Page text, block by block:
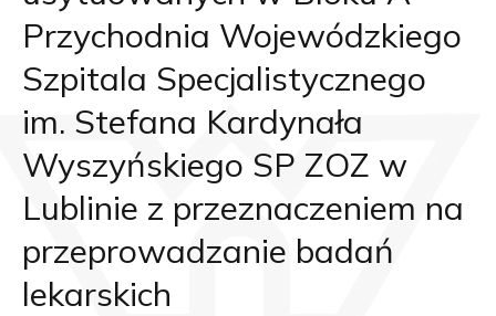
Przychodnia Wojewódzkiego
Szpitala Specjalistycznego
im. Stefana Kardynała
Wyszyńskiego SP ZOZ w
Lublinie z przeznaczeniem na
przeprowadzanie badań
lekarskich